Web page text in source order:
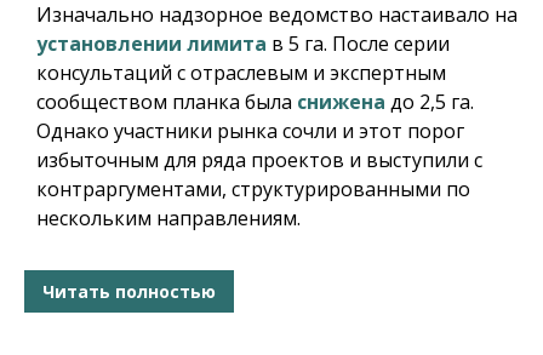
Изначально надзорное ведомство настаивало на
установлении лимита в 5 га. После серии
консультаций с отраслевым и экспертным
сообществом планка была снижена до 2,5 га.
Однако участники рынка сочли и этот порог
избыточным для ряда проектов и выступили с
контраргументами, структурированными по
нескольким направлениям.
Читать полностью